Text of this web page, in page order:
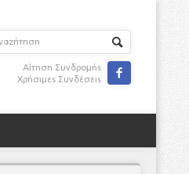
Αίτηση Συνδρομής
Χρήσιμες Συνδέσεις
